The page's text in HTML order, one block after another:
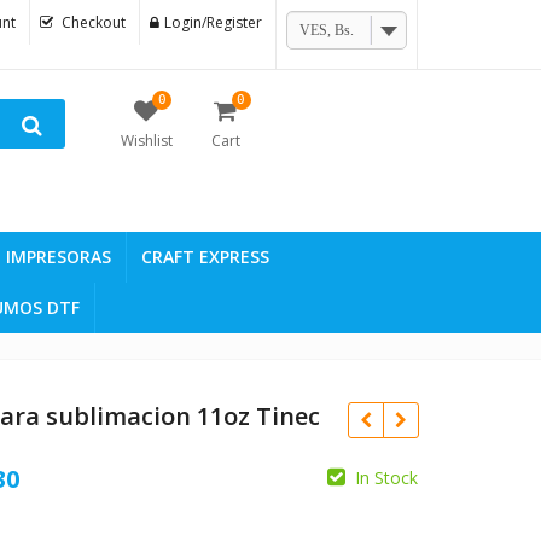
Checkout Login/Register VES, Bs.
0
Wishlist
0
Cart
IMPRESORAS CRAFT EXPRESS
DTF
sublimacion 11oz Tinec
Current
In Stock